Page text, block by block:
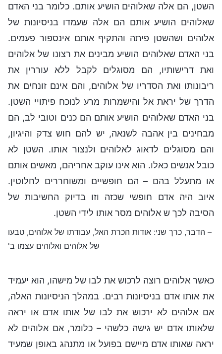
השטן, הם אלה שאלוהים הושיע אותם. כלומר בני האדם
שאלוהים הושיע אותם הם אלה שעמדו בניסיונות של
אלוהים ושהשטן פיתה והתקיף אותם אינספור פעמים.
בני האדם שאלוהים הושיע מבינים את רצונו של אלוהים
ואת דרישותיו, הם מסוגלים לקבל ללא עוררין את
ריבונותו ואת הסדריו של אלוהים, והם אינם זונחים את
הדרך של יראת אל והישמרות מרע לנוכח פיתויי השטן.
בני האדם שאלוהים הושיע אותם הם כנים וטובי לב, הם
מבחינים בין אהבה לשנאה, יש להם חוש צדק והיגיון,
והם מסוגלים לדאוג לאלוהים ולנצור אותו. השטן לא
כובל אנשים כאלו. הוא אינו עוקב אחריהם, מאשים אותם
או מתעלל בהם – הם חופשיים ומשוחררים לחלוטין.
איוב היה אדם חופשי שכזה וזו בדיוק החשיבות של
הסיבה לכך ש אלוהים מסר אותו לידי השטן.
– הדבר, כרך שני: אודות הכרת האל, עבודתו של אלוהים, טבעו
של אלוהים ואלוהים עצמו ב'
כאשר אלוהים רוצה לרכוש את לבו של מישהו, הוא יעמיד
את אותו אדם בניסיונות רבים. במהלך הניסיונות האלה,
אם אלוהים לא ירכוש את לבו של אותו אדם או יראה
שלאותו אדם יש גישה כלשהי – כלומר, אם אלוהים לא
יראה שאותו אדם מיישם בפועל או מתנהג באופן שמעיד